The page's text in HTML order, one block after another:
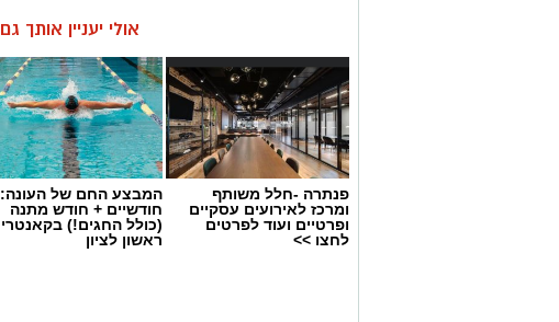
אולי יעניין אותך גם
פנתרה -חלל משותף
ומרכז לאירועים עסקיים
ופרטיים ועוד לפרטים
לחצו >>
המבצע החם של העונה:
חודשיים + חודש מתנה
(כולל החגים!) בקאנטרי
ראשון לציון